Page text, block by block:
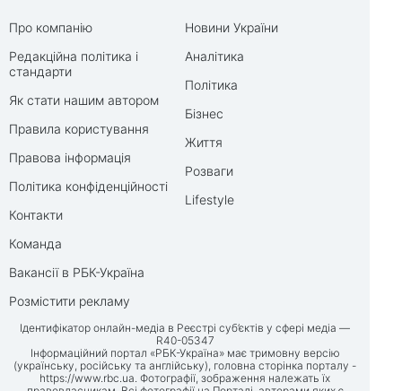
Про компанію
Редакційна політика і
стандарти
Як стати нашим автором
Правила користування
Правова інформація
Політика конфіденційності
Контакти
Команда
Вакансії в РБК-Україна
Розмістити рекламу
Новини України
Аналітика
Політика
Бізнес
Життя
Розваги
Lifestyle
Ідентифікатор онлайн-медіа в Реєстрі суб’єктів у сфері медіа —
R40-05347
Інформаційний портал «РБК-Україна» має тримовну версію
(українську, російську та англійську), головна сторінка порталу -
https://www.rbc.ua. Фотографії, зображення належать їх